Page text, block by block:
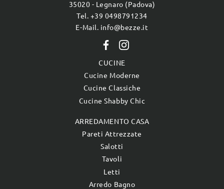
35020 - Legnaro (Padova)
Tel. +39 0498791234
E-Mail. info@bezze.it
CUCINE
Cucine Moderne
Cucine Classiche
Cucine Shabby Chic
ARREDAMENTO CASA
Pareti Attrezzate
Salotti
Tavoli
Letti
Arredo Bagno